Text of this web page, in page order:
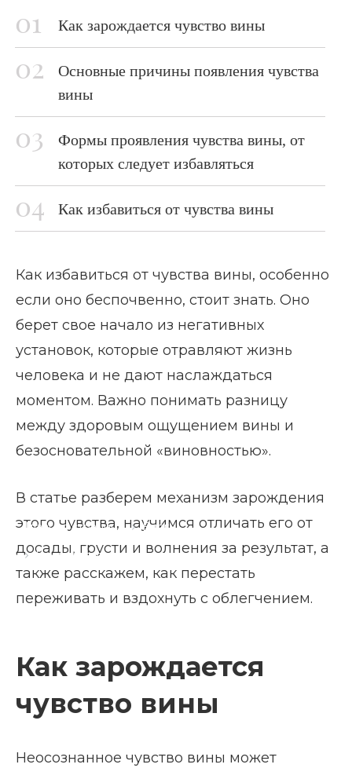
Главная страница
Блог
Как избавиться от чувства вины
Как зарождается чувство вины
Основные причины появления чувства
вины
Формы проявления чувства вины, от
которых следует избавляться
Как избавиться от чувства вины
Как избавиться от чувства вины, особенно
если оно беспочвенно, стоит знать. Оно
берет свое начало из негативных
установок, которые отравляют жизнь
человека и не дают наслаждаться
моментом. Важно понимать разницу
между здоровым ощущением вины и
безосновательной «виновностью».
В статье разберем механизм зарождения
этого чувства, научимся отличать его от
досады, грусти и волнения за результат, а
также расскажем, как перестать
переживать и вздохнуть с облегчением.
Как зарождается
чувство вины
Неосознанное чувство вины может